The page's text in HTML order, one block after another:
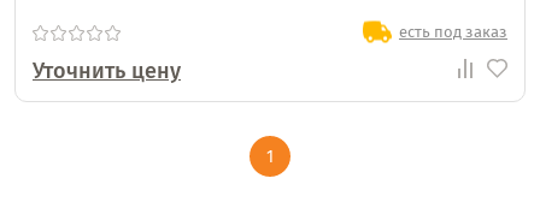
есть под заказ
Уточнить цену
1